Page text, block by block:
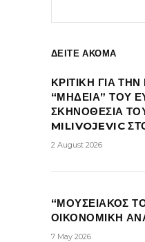
ΔΕΙΤΕ ΑΚΟΜΑ
ΚΡΙΤΙΚΗ ΓΙΑ
“ΜΗΔΕΙΑ” ΤΟΥ
ΣΚΗΝΟΘΕΣΙΑ
MILIVOJEVIC
2 August 2026
“ΜΟΥΣΕΙΑΚΟΣ
ΟΙΚΟΝΟΜΙΚΗ
7 May 2026